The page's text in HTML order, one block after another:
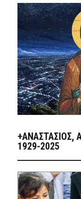
+ΑΝΑΣΤΆΣΙΟΣ,
1929-2025